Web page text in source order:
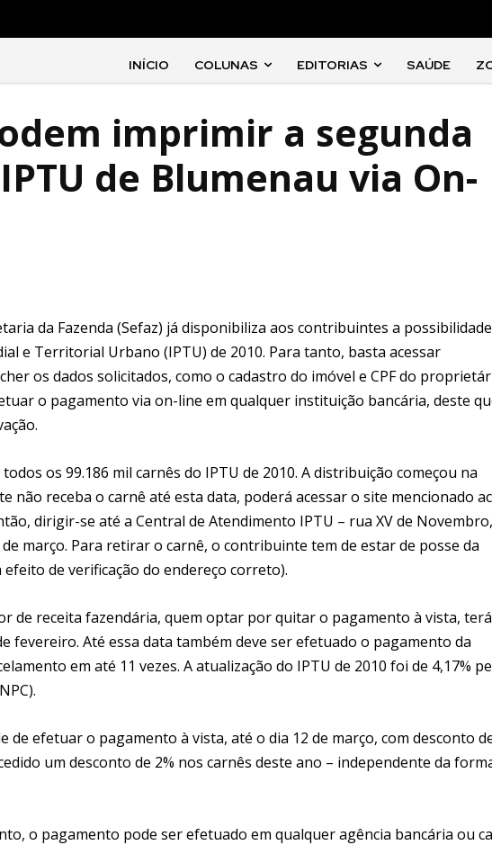
INÍCIO COLUNAS EDITORIAS SAÚDE
imprimir a segunda
de Blumenau via On-
da Fazenda (Sefaz) já disponibiliza aos contribuintes a
e Territorial Urbano (IPTU) de 2010. Para tanto, basta acessar
os dados solicitados, como o cadastro do imóvel e CPF do
o pagamento via on-line em qualquer instituição bancária, deste
os 99.186 mil carnês do IPTU de 2010. A distribuição começou na
não receba o carnê até esta data, poderá acessar o site mencionado
dirigir-se até a Central de Atendimento IPTU – rua XV de Novembro,
de março. Para retirar o carnê, o contribuinte tem de estar de posse da
de verificação do endereço correto).
de receita fazendária, quem optar por quitar o pagamento à vista, terá
fevereiro. Até essa data também deve ser efetuado o pagamento da
em até 11 vezes. A atualização do IPTU de 2010 foi de 4,17%
efetuar o pagamento à vista, até o dia 12 de março, com desconto
um desconto de 2% nos carnês deste ano – independente da
o pagamento pode ser efetuado em qualquer agência bancária ou